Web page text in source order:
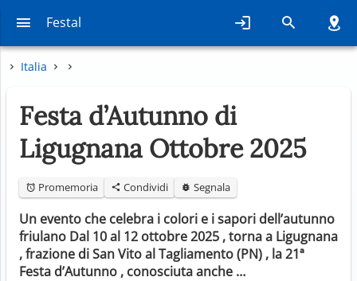
Festal
Italia
Festa d’Autunno di
Ligugnana Ottobre 2025
Promemoria Condividi Segnala
Un evento che celebra i colori e i sapori dell’autunno
friulano Dal 10 al 12 ottobre 2025 , torna a Ligugnana
, frazione di San Vito al Tagliamento (PN) , la 21ª
Festa d’Autunno , conosciuta anche …